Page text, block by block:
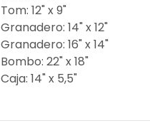
Tom: 12" x 9"
Granadero: 14" x 12"
Granadero: 16" x 14"
Bombo: 22" x 18"
Caja: 14" x 5,5"